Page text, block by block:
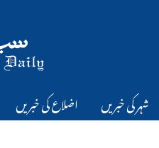
شہر کی خبریں اضلاع کی خبریں